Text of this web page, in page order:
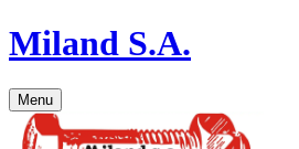
Miland S.A.
Menu